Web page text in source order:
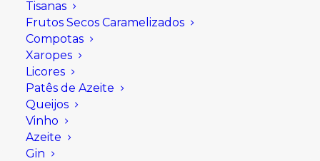
Tisanas
Frutos Secos Caramelizados
Compotas
Xaropes
Licores
Patês de Azeite
Queijos
Vinho
Azeite
Gin